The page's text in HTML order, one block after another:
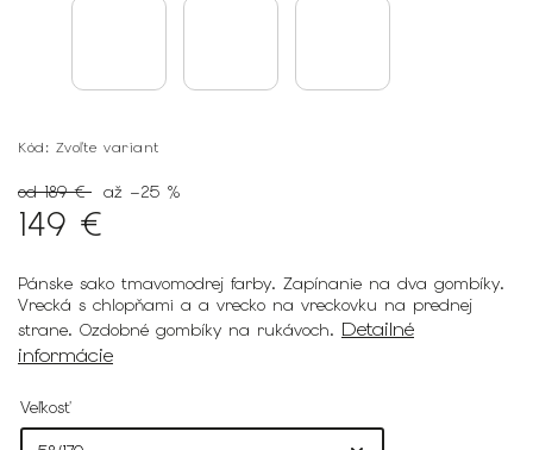
Kód: Zvoľte variant
od 189 € až –25 %
149 €
Pánske sako tmavomodrej farby. Zapínanie na dva gombíky.
Vrecká s chlopňami a a vrecko na vreckovku na prednej
strane. Ozdobné gombíky na rukávoch. Detailné
informácie
Veľkosť